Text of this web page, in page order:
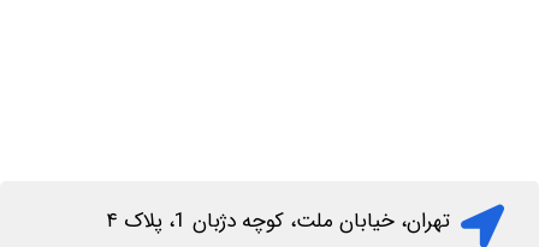
تهران، خیابان ملت، کوچه دژبان 1، پلاک ۴